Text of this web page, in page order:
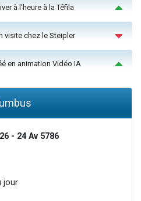
à l'heure à la Téfila
visite chez le Steipler
en animation Vidéo IA
- 24 Av 5786
jour